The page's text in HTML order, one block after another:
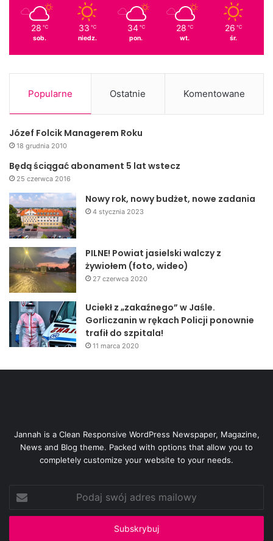
28 ℃
sob.
33 ℃
niedz.
34 ℃
pon.
28 ℃
wt.
26 ℃
śr.
Popularne Ostatnie Komentowane
Józef Folcik Managerem Roku
18 grudnia 2010
Będą ściągać abonament 5 lat wstecz
25 czerwca 2016
Nowy rok, nowy budżet, nowe zadania
4 stycznia 2023
PILNE! Powiat jasielski walczy z
żywiołem (foto, wideo)
27 czerwca 2020
Uciekł z „zakaźnego” w Jaśle.
Gorliczanin w rękach Policji ponownie
trafił do szpitala!
11 marca 2020
Jannah is a Clean Responsive WordPress Newspaper, Magazine,
News and Blog theme. Packed with options that allow you to
completely customize your website to your needs.
swój
adres